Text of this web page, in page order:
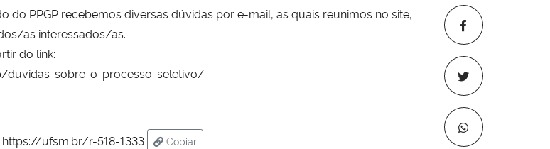
PPGP recebemos diversas dúvidas por e-mail, as quais reunimos no site,
as interessados/as.
do link:
sobre-o-processo-seletivo/
https://ufsm.br/r-518-1333
Copiar